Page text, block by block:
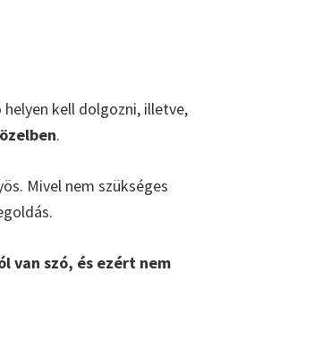
kell dolgozni, illetve,
.
Mivel nem szükséges
van szó, és ezért nem